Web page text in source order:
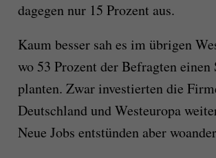
dagegen nur 15 Prozent aus.
Kaum besser sah es im übrigen
wo 53 Prozent der Befragten einen
planten. Zwar investierten die
Deutschland und Westeuropa
Neue Jobs entstünden aber